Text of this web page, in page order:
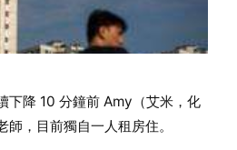
降 10 分鐘前 Amy（艾米，化
，目前獨自一人租房住。